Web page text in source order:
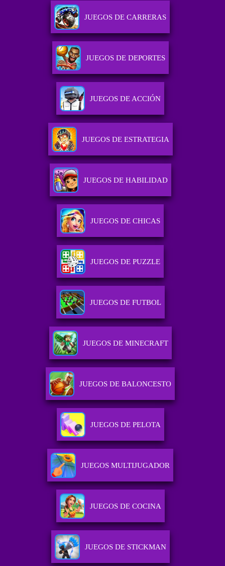
JUEGOS DE CARRERAS
JUEGOS DE DEPORTES
JUEGOS DE ACCIÓN
JUEGOS DE ESTRATEGIA
JUEGOS DE HABILIDAD
JUEGOS DE CHICAS
JUEGOS DE PUZZLE
JUEGOS DE FUTBOL
JUEGOS DE MINECRAFT
JUEGOS DE BALONCESTO
JUEGOS DE PELOTA
JUEGOS MULTIJUGADOR
JUEGOS DE COCINA
JUEGOS DE STICKMAN